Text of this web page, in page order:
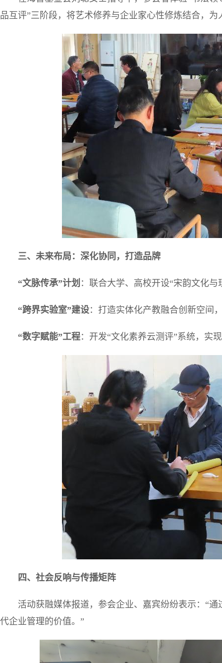
品互评”三阶段，将艺术修养与企业家心性修炼结合，
三、未来布局：深化协同，打造品牌
“文脉传承”计划 ：联合大学、高校开设“宋韵文化与
“跨界实验室”建设：打造实体化产教融合创新空间
“数字赋能”工程：开发“文化素养云测评”系统，实
四 、社会反响与传播矩阵
活动获融媒体报道，参会企业、嘉宾纷纷表示：“
代企业管理的价值。”